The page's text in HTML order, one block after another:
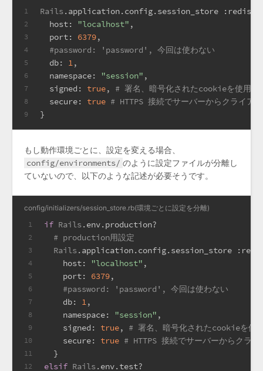
1
2
3
4
5
6
7
8
9
Rails .application.config.session_store
host:
"localhost" ,
port:
6379,
#password: 'password', 今回は使わない
db:
1,
namespace:
"session" ,
signed:
true, # 署名、暗号化されたcookieを使用す
secure:
true # HTTPS 接続でサーバーからクライア
}
もし動作環境ごとに、設定を変える場合、
config/environments/ のように設定ファイルが分離し
ていないので、以下のような記述が必要そうです。
config/initializers/session_store.rb(環境ごとに設定を分離)
1
2
3
4
5
6
7
8
9
10
11
12
if Rails .env.production?
# production用設定
Rails .application.config.session_store
host:
"localhost" ,
port:
6379,
#password: 'password', 今回は使わない
db:
1,
namespace:
"session" ,
signed:
true, # 署名、暗号化されたcookieを使
secure:
true # HTTPS 接続でサーバーからクラ
  }
elsif Rails .env.test?